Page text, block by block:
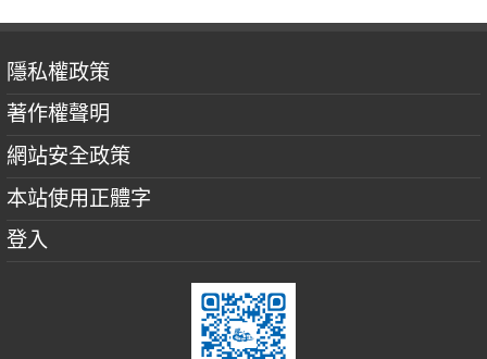
隱私權政策
著作權聲明
網站安全政策
本站使用正體字
登入